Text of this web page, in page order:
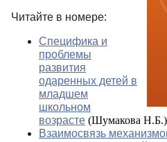
Читайте в номере:
Специфика и
проблемы
развития
одаренных детей в
младшем
школьном
возрасте (Шумакова Н.Б.)
Взаимосвязь